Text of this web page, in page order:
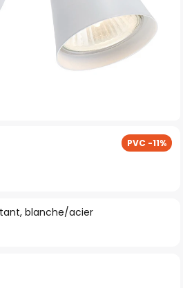
blanche/acier
PVC -11%